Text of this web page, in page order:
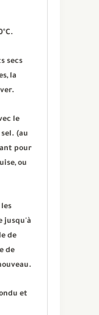
secs
la
le
(au
pour
ou
jusqu'à
de
de
et